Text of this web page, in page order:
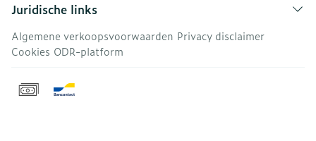
Juridische links
Algemene verkoopsvoorwaarden Privacy disclaimer
Cookies ODR-platform